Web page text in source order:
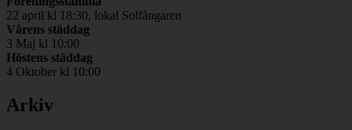
22 april kl 18:30, lokal Solfångaren
Vårens städdag
3 Maj kl 10:00
Höstens städdag
4 Oktober kl 10:00
Arkiv